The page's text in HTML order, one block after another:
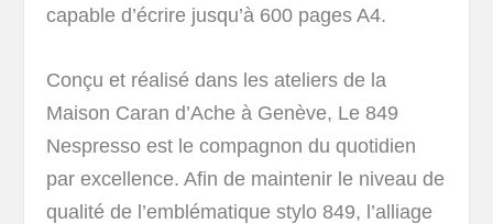
capable d’écrire jusqu’à 600 pages A4.
Conçu et réalisé dans les ateliers de la
Maison Caran d’Ache à Genève, Le 849
Nespresso est le compagnon du quotidien
par excellence. Afin de maintenir le niveau de
qualité de l’emblématique stylo 849, l’alliage